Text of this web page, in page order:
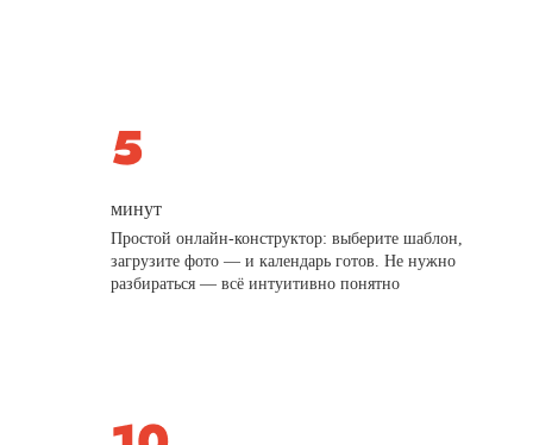
минут
Простой онлайн-конструктор: выберите шаблон,
загрузите фото — и календарь готов. Не нужно
разбираться — всё интуитивно понятно